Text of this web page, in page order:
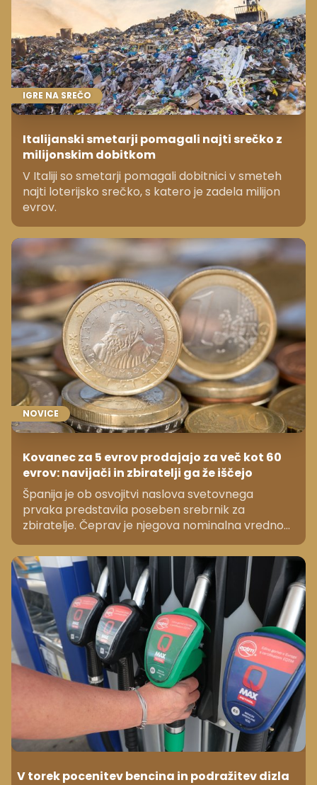
IGRE NA SREČO
Italijanski smetarji pomagali najti srečko z
milijonskim dobitkom
V Italiji so smetarji pomagali dobitnici v smeteh
najti loterijsko srečko, s katero je zadela milijon
evrov.
NOVICE
Kovanec za 5 evrov prodajajo za več kot 60
evrov: navijači in zbiratelji ga že iščejo
Španija je ob osvojitvi naslova svetovnega
prvaka predstavila poseben srebrnik za
zbiratelje. Čeprav je njegova nominalna vrednost
pet evrov, bo prodajna cena presegla 60 evrov.
V torek pocenitev bencina in podražitev dizla